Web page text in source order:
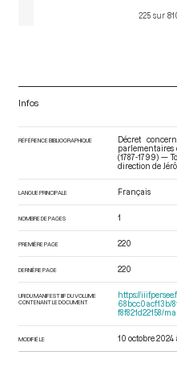
225 sur
Infos
RÉFÉRENCE BIBLIOGRAPHIQUE
Décret
parlementaires
(1787-1799) —
direction de
LANGUE PRINCIPALE Français
NOMBRE DE PAGES 1
PREMIÈRE PAGE 220
DERNIÈRE PAGE 220
URI DU MANIFEST IIIF DU VOLUME
CONTENANT LE DOCUMENT
https://
68bcc0acf13b/
f8f821d22158/
MODIFIÉ LE 10 octobre 2024